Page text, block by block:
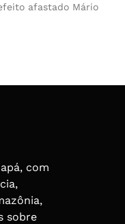
afastado Mário
com
sobre